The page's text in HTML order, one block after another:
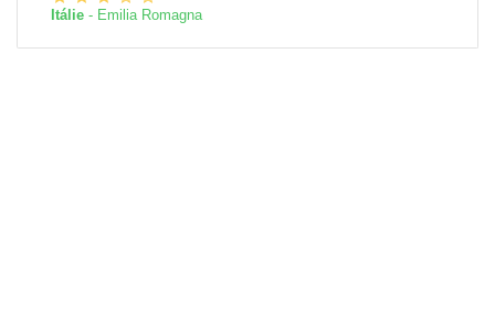
Itálie - Emilia Romagna